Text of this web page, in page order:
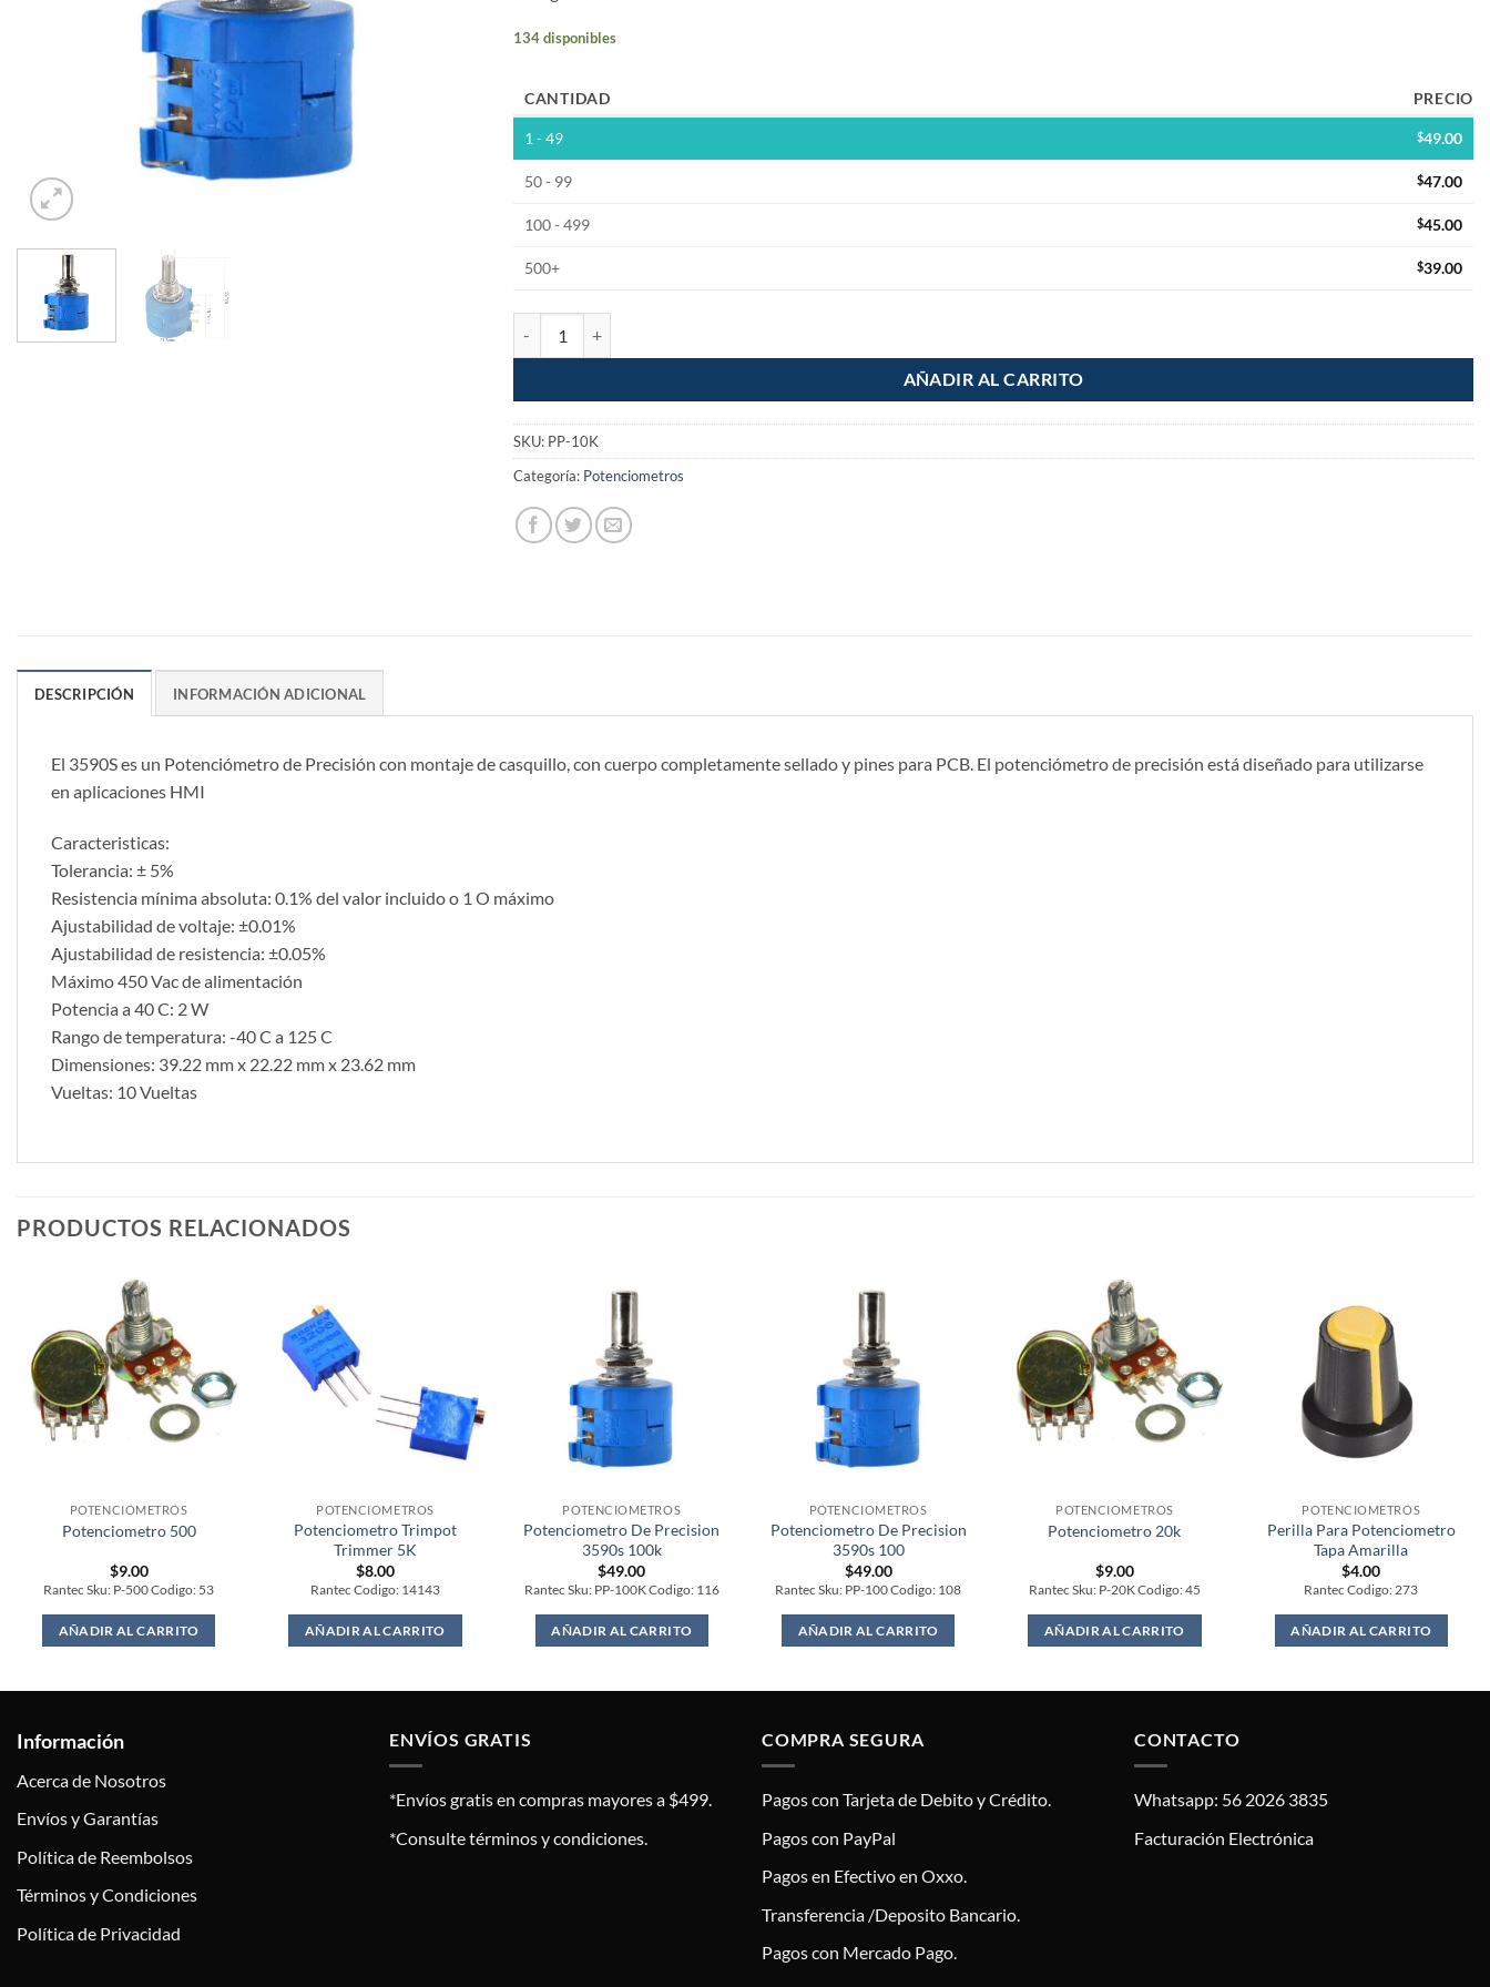
134 disponibles
CANTIDAD PRECIO
1 - 49 $49.00
50 - 99 $47.00
100 - 499 $45.00
500+ $39.00
AÑADIR AL CARRITO
SKU: PP-10K
Categoría: Potenciometros
DESCRIPCIÓN INFORMACIÓN ADICIONAL
El 3590S es un Potenciómetro de Precisión con montaje de casquillo, con cuerpo completamente sellado y pines para PCB. El potenciómetro de precisión está diseñado para utilizarse
en aplicaciones HMI
Caracteristicas:
Tolerancia: ± 5%
Resistencia mínima absoluta: 0.1% del valor incluido o 1 O máximo
Ajustabilidad de voltaje: ±0.01%
Ajustabilidad de resistencia: ±0.05%
Máximo 450 Vac de alimentación
Potencia a 40 C: 2 W
Rango de temperatura: -40 C a 125 C
Dimensiones: 39.22 mm x 22.22 mm x 23.62 mm
Vueltas: 10 Vueltas
PRODUCTOS RELACIONADOS
POTENCIOMETROS
Potenciometro 500
$9.00
Rantec Sku: P-500 Codigo: 53
AÑADIR AL CARRITO
POTENCIOMETROS
Potenciometro Trimpot
Trimmer 5K
$8.00
Rantec Codigo: 14143
AÑADIR AL CARRITO
POTENCIOMETROS
Potenciometro De Precision
3590s 100k
$49.00
Rantec Sku: PP-100K Codigo: 116
AÑADIR AL CARRITO
POTENCIOMETROS
Potenciometro De Precision
3590s 100
$49.00
Rantec Sku: PP-100 Codigo: 108
AÑADIR AL CARRITO
POTENCIOMETROS
Potenciometro 20k
$9.00
Rantec Sku: P-20K Codigo: 45
AÑADIR AL CARRITO
POTENCIOMETROS
Perilla Para Potenciometro
Tapa Amarilla
$4.00
Rantec Codigo: 273
AÑADIR AL CARRITO
Información
Acerca de Nosotros
Envíos y Garantías
Política de Reembolsos
Términos y Condiciones
Política de Privacidad
ENVÍOS GRATIS
*Envíos gratis en compras mayores a $499.
*Consulte términos y condiciones.
COMPRA SEGURA
Pagos con Tarjeta de Debito y Crédito.
Pagos con PayPal
Pagos en Efectivo en Oxxo.
Transferencia /Deposito Bancario.
Pagos con Mercado Pago.
CONTACTO
Whatsapp: 56 2026 3835
Facturación Electrónica